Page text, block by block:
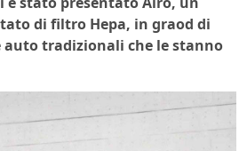
di filtro Hepa, in graod di
tradizionali che le stanno